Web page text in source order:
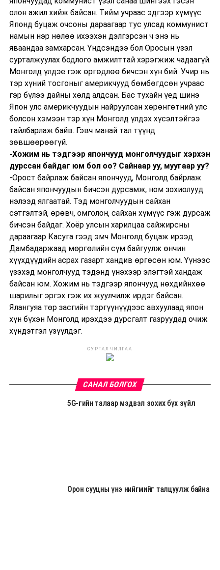
олон ажил хийж байсан. Тийм учраас эдгээр хүмүүс
Японд буцаж очсоны дараагаар тус улсад коммунист
намын нэр нөлөө ихээхэн дэлгэрсэн ч энэ нь
яваандаа замхарсан. Үндсэндээ бол Оросын үзэл
сурталжуулах бодлого амжилттай хэрэгжиж чадаагүй.
Монголд үлдэе гэж өргөдлөө бичсэн хүн бий. Учир нь
тэр хүний тосгоныг америкчууд бөмбөгдсөн учраас
гэр бүлээ дайны хөлд алдсан. Бас тухайн үед шинэ
Япон улс америкчуудын найруулсан хөрөнгөтний улс
болсон хэмээн тэр хүн Монголд үлдэх хүсэлтэйгээ
тайлбарлаж байв. Гэвч манай тал түүнд
зөвшөөрөөгүй.
-Хожим нь тэдгээр япончууд монголчуудыг хэрхэн
дурссан байдаг юм бол оо? Сайнаар уу, муугаар уу?
-Орост байрлаж байсан япончууд, Монголд байрлаж
байсан япончуудын бичсэн дурсамж, ном зохиолууд
нэлээд ялгаатай. Тэд монголчуудын сайхан
сэтгэлтэй, өрөвч, омголон, сайхан хүмүүс гэж дурсаж
бичсэн байдаг. Хоёр улсын харилцаа сайжирсны
дараагаар Касуга гээд эмч Монголд буцаж ирээд
Дамбадаржаад мөргөлийн сүм байгуулж өнчин
хүүхдүүдийн асрах газарт хандив өргөсөн юм. Үүнээс
үзэхэд монголчууд тэдэнд үнэхээр элэгтэй хандаж
байсан юм. Хожим нь тэдгээр япончууд нөхдийнхөө
шарилыг эргэх гэж их жуулчилж ирдэг байсан.
Ялангуяа төр засгийн тэргүүнүүдээс авхуулаад япон
хүн бүхэн Монголд ирэхдээ дурсгалт газруудад очиж
хүндэтгэл үзүүлдэг.
СУРТАЛЧИЛГАА
САНАЛ БОЛГОХ
5G-гийн талаар мэдвэл зохих бүх зүйл
Орон сууцны үнэ нийгмийг талцуулж байна